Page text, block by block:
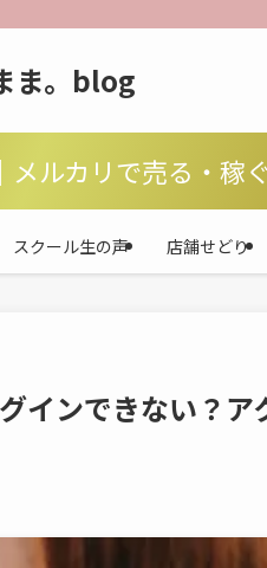
ま。blog
スクール生の声 店舗せどり
ルカリで売る・稼
インできない？ア